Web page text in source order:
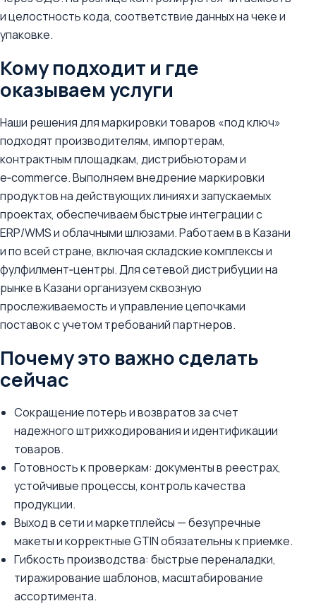
и целостность кода, соответствие данных на чеке и
упаковке.
Кому подходит и где
оказываем услуги
Наши решения для маркировки товаров «под ключ»
подходят производителям, импортерам,
контрактным площадкам, дистрибьюторам и
e‑commerce. Выполняем внедрение маркировки
продуктов на действующих линиях и запускаемых
проектах, обеспечиваем быстрые интеграции с
ERP/WMS и облачными шлюзами. Работаем в в Казани
и по всей стране, включая складские комплексы и
фулфилмент‑центры. Для сетевой дистрибуции на
рынке в Казани организуем сквозную
прослеживаемость и управление цепочками
поставок с учетом требований партнеров.
Почему это важно сделать
сейчас
Сокращение потерь и возвратов за счет
надежного штрихкодирования и идентификации
товаров.
Готовность к проверкам: документы в реестрах,
устойчивые процессы, контроль качества
продукции.
Выход в сети и маркетплейсы — безупречные
макеты и корректные GTIN обязательны к приемке.
Гибкость производства: быстрые переналадки,
тиражирование шаблонов, масштабирование
ассортимента.